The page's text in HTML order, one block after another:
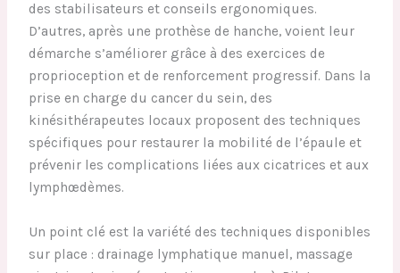
des stabilisateurs et conseils ergonomiques.
D’autres, après une prothèse de hanche, voient leur
démarche s’améliorer grâce à des exercices de
proprioception et de renforcement progressif. Dans la
prise en charge du cancer du sein, des
kinésithérapeutes locaux proposent des techniques
spécifiques pour restaurer la mobilité de l’épaule et
prévenir les complications liées aux cicatrices et aux
lymphœdèmes.
Un point clé est la variété des techniques disponibles
sur place : drainage lymphatique manuel, massage